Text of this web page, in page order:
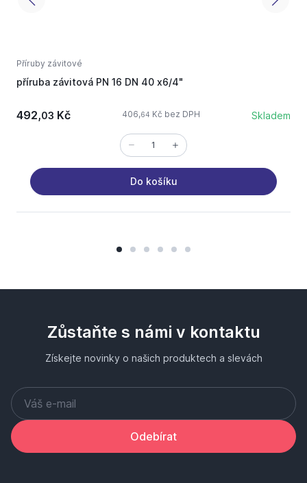
Příruby závitové
příruba závitová PN 16 DN 40 x6/4"
492,03 Kč 406,64 Kč bez DPH Skladem
Do košíku
Zůstaňte s námi v kontaktu
Získejte novinky o našich produktech a slevách
Odebírat